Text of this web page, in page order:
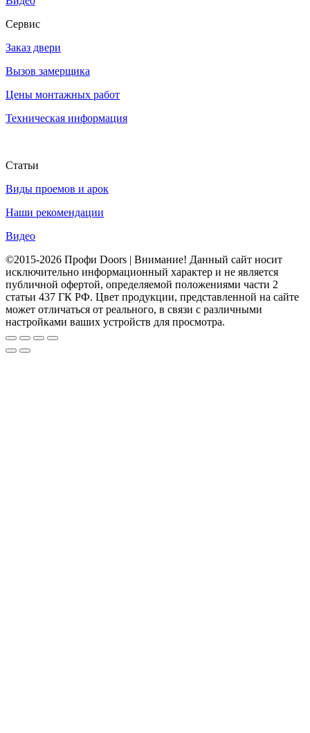
Сервис
Заказ двери
Вызов замерщика
Цены монтажных работ
Техническая информация
Статьи
Виды проемов и арок
Наши рекомендации
Видео
©2015-2026 Профи Doors | Внимание! Данный сайт носит
исключительно информационный характер и не является
публичной офертой, определяемой положениями части 2
статьи 437 ГК РФ. Цвет продукции, представленной на сайте
может отличаться от реального, в связи с различными
настройками ваших устройств для просмотра.